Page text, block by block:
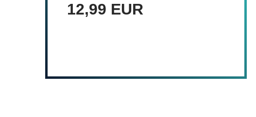
12,99 EUR